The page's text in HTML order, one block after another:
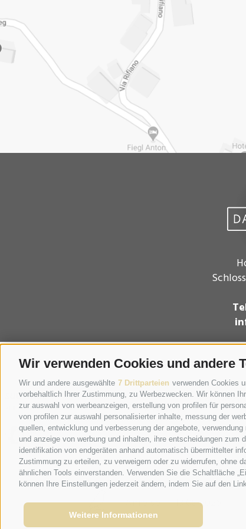
Wir verwenden Cookies und andere
Wir und andere ausgewählte 7 Drittparteien verwenden Cookies
vorbehaltlich Ihrer Zustimmung, zu Werbezwecken. Wir können
zur auswahl von werbeanzeigen, erstellung von profilen für
von profilen zur auswahl personalisierter inhalte, messung der
quellen, entwicklung und verbesserung der angebote,
und anzeige von werbung und inhalten, ihre entscheidungen
identifikation von endgeräten anhand automatisch übermittelter
Zustimmung zu erteilen, zu verweigern oder zu widerrufen, ohne
ähnlichen Tools einverstanden. Verwenden Sie die Schaltfläche
können Ihre Einstellungen jederzeit ändern, indem Sie auf den
Weitere Informationen
Anreise